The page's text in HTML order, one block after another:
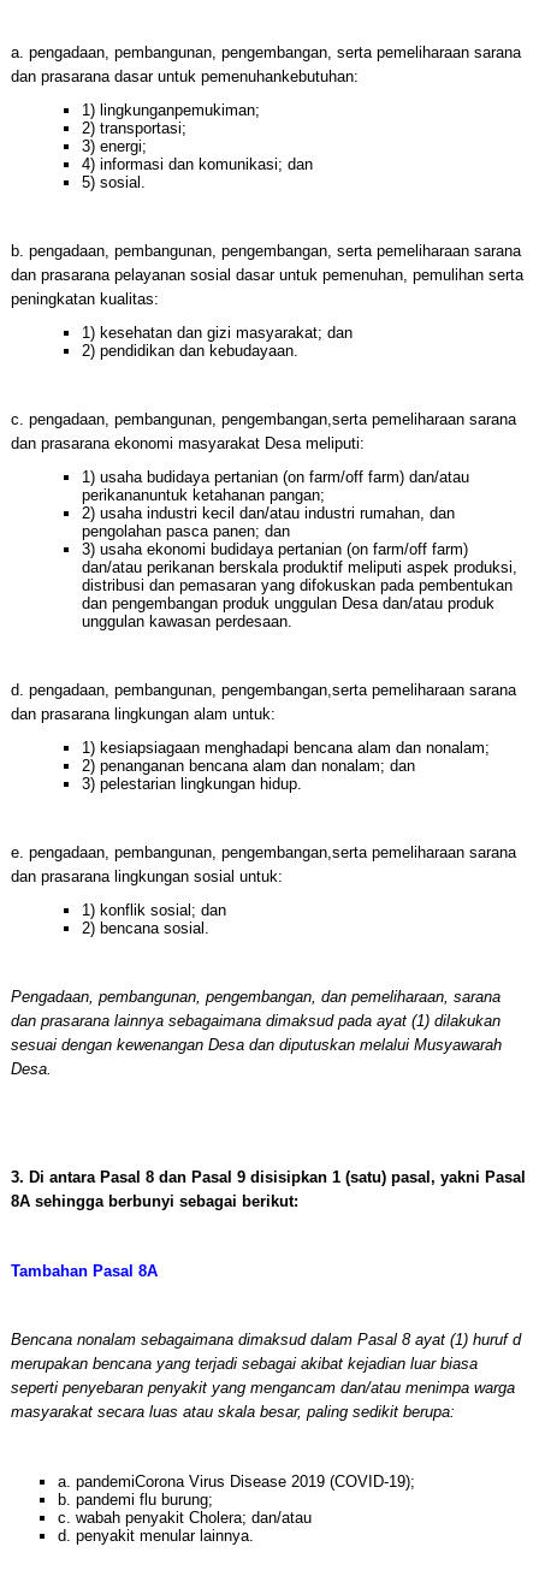
a. pengadaan, pembangunan, pengembangan, serta pemeliharaan sarana
dan prasarana dasar untuk pemenuhankebutuhan:
1) lingkunganpemukiman;
2) transportasi;
3) energi;
4) informasi dan komunikasi; dan
5) sosial.
b. pengadaan, pembangunan, pengembangan, serta pemeliharaan sarana
dan prasarana pelayanan sosial dasar untuk pemenuhan, pemulihan serta
peningkatan kualitas:
1) kesehatan dan gizi masyarakat; dan
2) pendidikan dan kebudayaan.
c. pengadaan, pembangunan, pengembangan,serta pemeliharaan sarana
dan prasarana ekonomi masyarakat Desa meliputi:
1) usaha budidaya pertanian (on farm/off farm) dan/atau
perikananuntuk ketahanan pangan;
2) usaha industri kecil dan/atau industri rumahan, dan
pengolahan pasca panen; dan
3) usaha ekonomi budidaya pertanian (on farm/off farm)
dan/atau perikanan berskala produktif meliputi aspek produksi,
distribusi dan pemasaran yang difokuskan pada pembentukan
dan pengembangan produk unggulan Desa dan/atau produk
unggulan kawasan perdesaan.
d. pengadaan, pembangunan, pengembangan,serta pemeliharaan sarana
dan prasarana lingkungan alam untuk:
1) kesiapsiagaan menghadapi bencana alam dan nonalam;
2) penanganan bencana alam dan nonalam; dan
3) pelestarian lingkungan hidup.
e. pengadaan, pembangunan, pengembangan,serta pemeliharaan sarana
dan prasarana lingkungan sosial untuk:
1) konflik sosial; dan
2) bencana sosial.
Pengadaan, pembangunan, pengembangan, dan pemeliharaan, sarana
dan prasarana lainnya sebagaimana dimaksud pada ayat (1) dilakukan
sesuai dengan kewenangan Desa dan diputuskan melalui Musyawarah
Desa.
3. Di antara Pasal 8 dan Pasal 9 disisipkan 1 (satu) pasal, yakni Pasal
8A sehingga berbunyi sebagai berikut:
Tambahan Pasal 8A
Bencana nonalam sebagaimana dimaksud dalam Pasal 8 ayat (1) huruf d
merupakan bencana yang terjadi sebagai akibat kejadian luar biasa
seperti penyebaran penyakit yang mengancam dan/atau menimpa warga
masyarakat secara luas atau skala besar, paling sedikit berupa:
a. pandemiCorona Virus Disease 2019 (COVID-19);
b. pandemi flu burung;
c. wabah penyakit Cholera; dan/atau
d. penyakit menular lainnya.